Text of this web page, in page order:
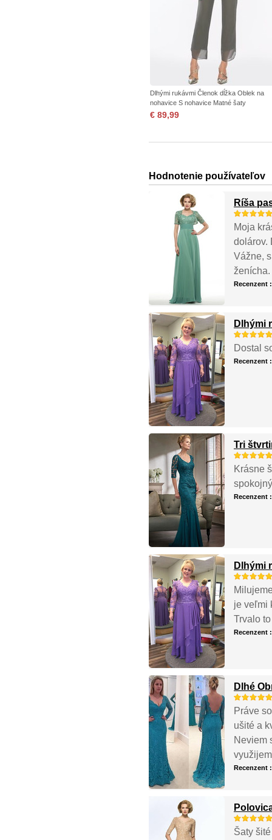
Dlhými rukávmi Členok dĺžka Oblek na
nohavice S nohavice Matné šaty
€ 89,99
Hodnotenie používateľov
Ríša
Moja
dolárov.
Vážne,
ženícha.
Recenzent
Dlhými
Dostal
Recenzent
Tri
Krásne
Recenzent
Dlhými
je veľmi
Trvalo
Recenzent
Dlhé
Práve
ušité a
Neviem
Recenzent
Šaty